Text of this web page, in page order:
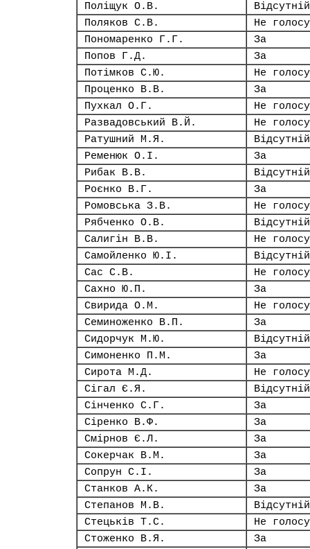
Поліщук О.В.
Відсутній
Поляков С.В.
Не
Пономаренко Г.Г.
За
Попов Г.Д.
За
Потімков С.Ю.
Не
Проценко В.В.
За
Пухкал О.Г.
Не
Развадовський В.Й.
Не
Ратушний М.Я.
Відсутній
Ременюк О.І.
За
Рибак В.В.
Відсутній
Роєнко В.Г.
За
Ромовська З.В.
Не
Рябченко О.В.
Відсутній
Салигін В.В.
Не
Самойленко Ю.І.
Відсутній
Сас С.В.
Не
Сахно Ю.П.
За
Свирида О.М.
Не
Семиноженко В.П.
За
Сидорчук М.Ю.
Відсутній
Симоненко П.М.
За
Сирота М.Д.
Не
Сігал Є.Я.
Відсутній
Сінченко С.Г.
За
Сіренко В.Ф.
За
Смірнов Є.Л.
За
Сокерчак В.М.
За
Сопрун С.І.
За
Станков А.К.
За
Степанов М.В.
Відсутній
Стецьків Т.С.
Не
Стоженко В.Я.
За